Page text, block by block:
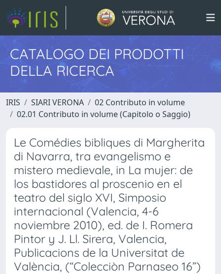
CATALOGO DEI PRODOTTI
DELLA RICERCA
IRIS SIARI VERONA
02 Contributo in volume
02.01 Contributo in volume (Capitolo o Saggio)
Le Comédies bibliques di Margherita
di Navarra, tra evangelismo e
mistero medievale, in La mujer: de
los bastidores al proscenio en el
teatro del siglo XVI, Simposio
internacional (Valencia, 4-6
noviembre 2010), ed. de I. Romera
Pintor y J. Ll. Sirera, Valencia,
Publicacions de la Universitat de
València, (“Colecciòn Parnaseo 16”)